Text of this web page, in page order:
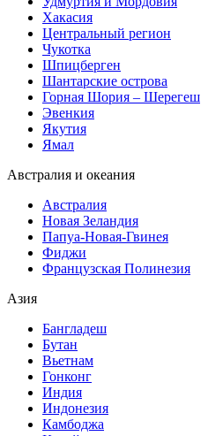
Хакасия
Центральный регион
Чукотка
Шпицберген
Шантарские острова
Горная Шория – Шерегеш
Эвенкия
Якутия
Ямал
Австралия и океания
Австралия
Новая Зеландия
Папуа-Новая-Гвинея
Фиджи
Французская Полинезия
Азия
Бангладеш
Бутан
Вьетнам
Гонконг
Индия
Индонезия
Камбоджа